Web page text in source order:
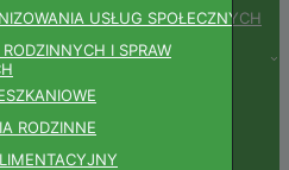
USŁUG SPOŁECZNYCH
I SPRAW
RODZINNE